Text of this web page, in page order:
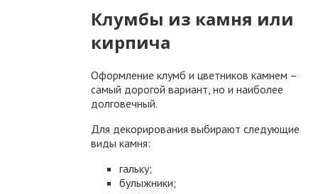
Клумбы из камня или
кирпича
Оформление клумб и цветников камнем –
самый дорогой вариант, но и наиболее
долговечный.
Для декорирования выбирают следующие
виды камня:
гальку;
булыжники;